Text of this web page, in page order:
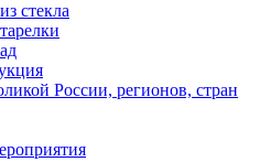
стекла
России, регионов, стран